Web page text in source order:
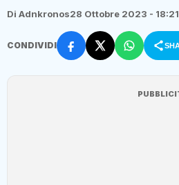
Di Adnkronos28 Ottobre 2023 - 18:21
CONDIVIDI